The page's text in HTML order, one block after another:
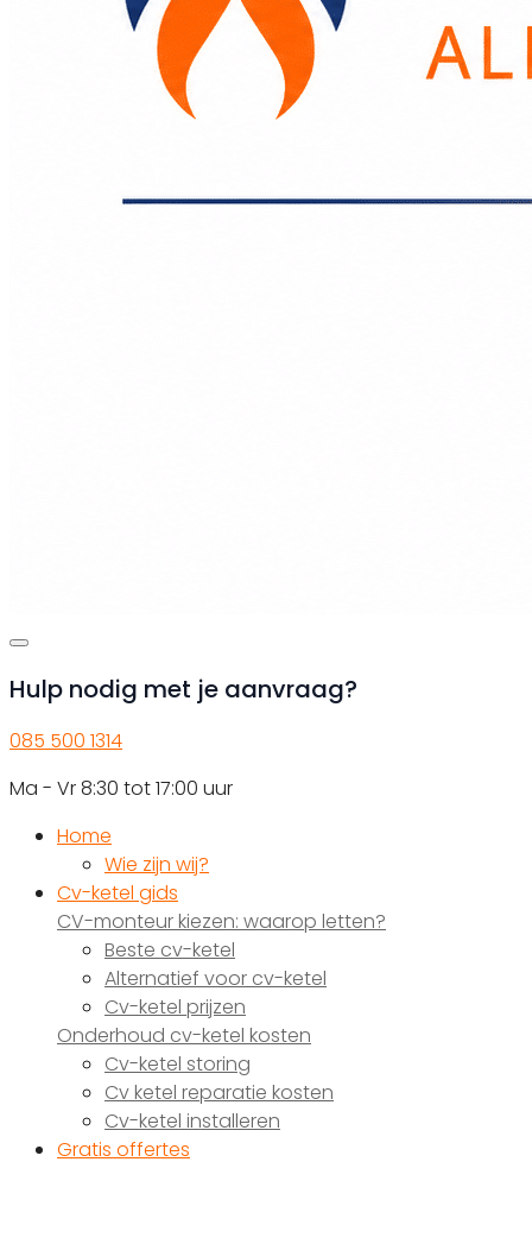
Hulp nodig met je aanvraag?
085 500 1314
Ma - Vr 8:30 tot 17:00 uur
Home
Wie zijn wij?
Cv-ketel gids
CV-monteur kiezen: waarop letten?
Beste cv-ketel
Alternatief voor cv-ketel
Cv-ketel prijzen
Onderhoud cv-ketel kosten
Cv-ketel storing
Cv ketel reparatie kosten
Cv-ketel installeren
Gratis offertes